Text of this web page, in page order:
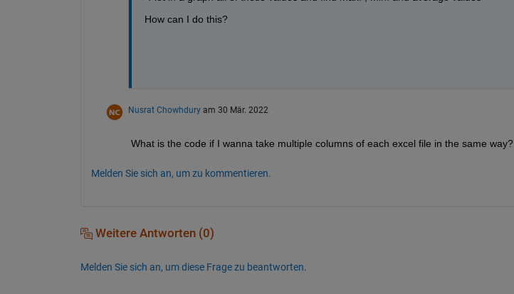
How can I do this?
Nusrat Chowhdury am 30 Mär. 2022
What is the code if I wanna take multiple columns of each excel file in the same way?
Melden Sie sich an, um zu kommentieren.
Weitere Antworten (0)
Melden Sie sich an, um diese Frage zu beantworten.